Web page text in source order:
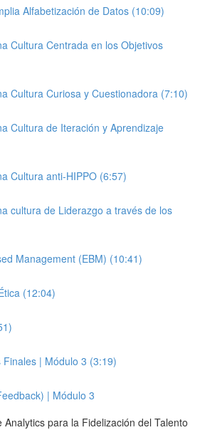
Alfabetización de Datos (10:09)
Cultura Centrada en los Objetivos
Cultura Curiosa y Cuestionadora (7:10)
Cultura de Iteración y Aprendizaje
Cultura anti-HIPPO (6:57)
cultura de Liderazgo a través de los
Management (EBM) (10:41)
(12:04)
Finales | Módulo 3 (3:19)
| Módulo 3
Analytics para la Fidelización del Talento